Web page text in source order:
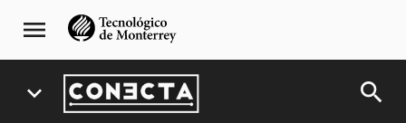
navegación
principal
menu
expand_more search
¡Va por México! Nadador del
Tec va a torneo
centroamericano